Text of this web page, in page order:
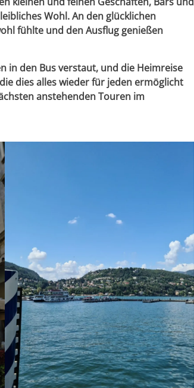
Wohl. An den glücklichen
fühlte und den Ausflug genießen
in den Bus verstaut, und die Heimreise
dies alles wieder für jeden ermöglicht
anstehenden Touren im